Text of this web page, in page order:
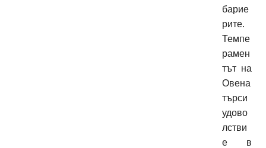
барие
рите.
Темпе
рамен
тът на
Овена
търси
удово
лстви
е в